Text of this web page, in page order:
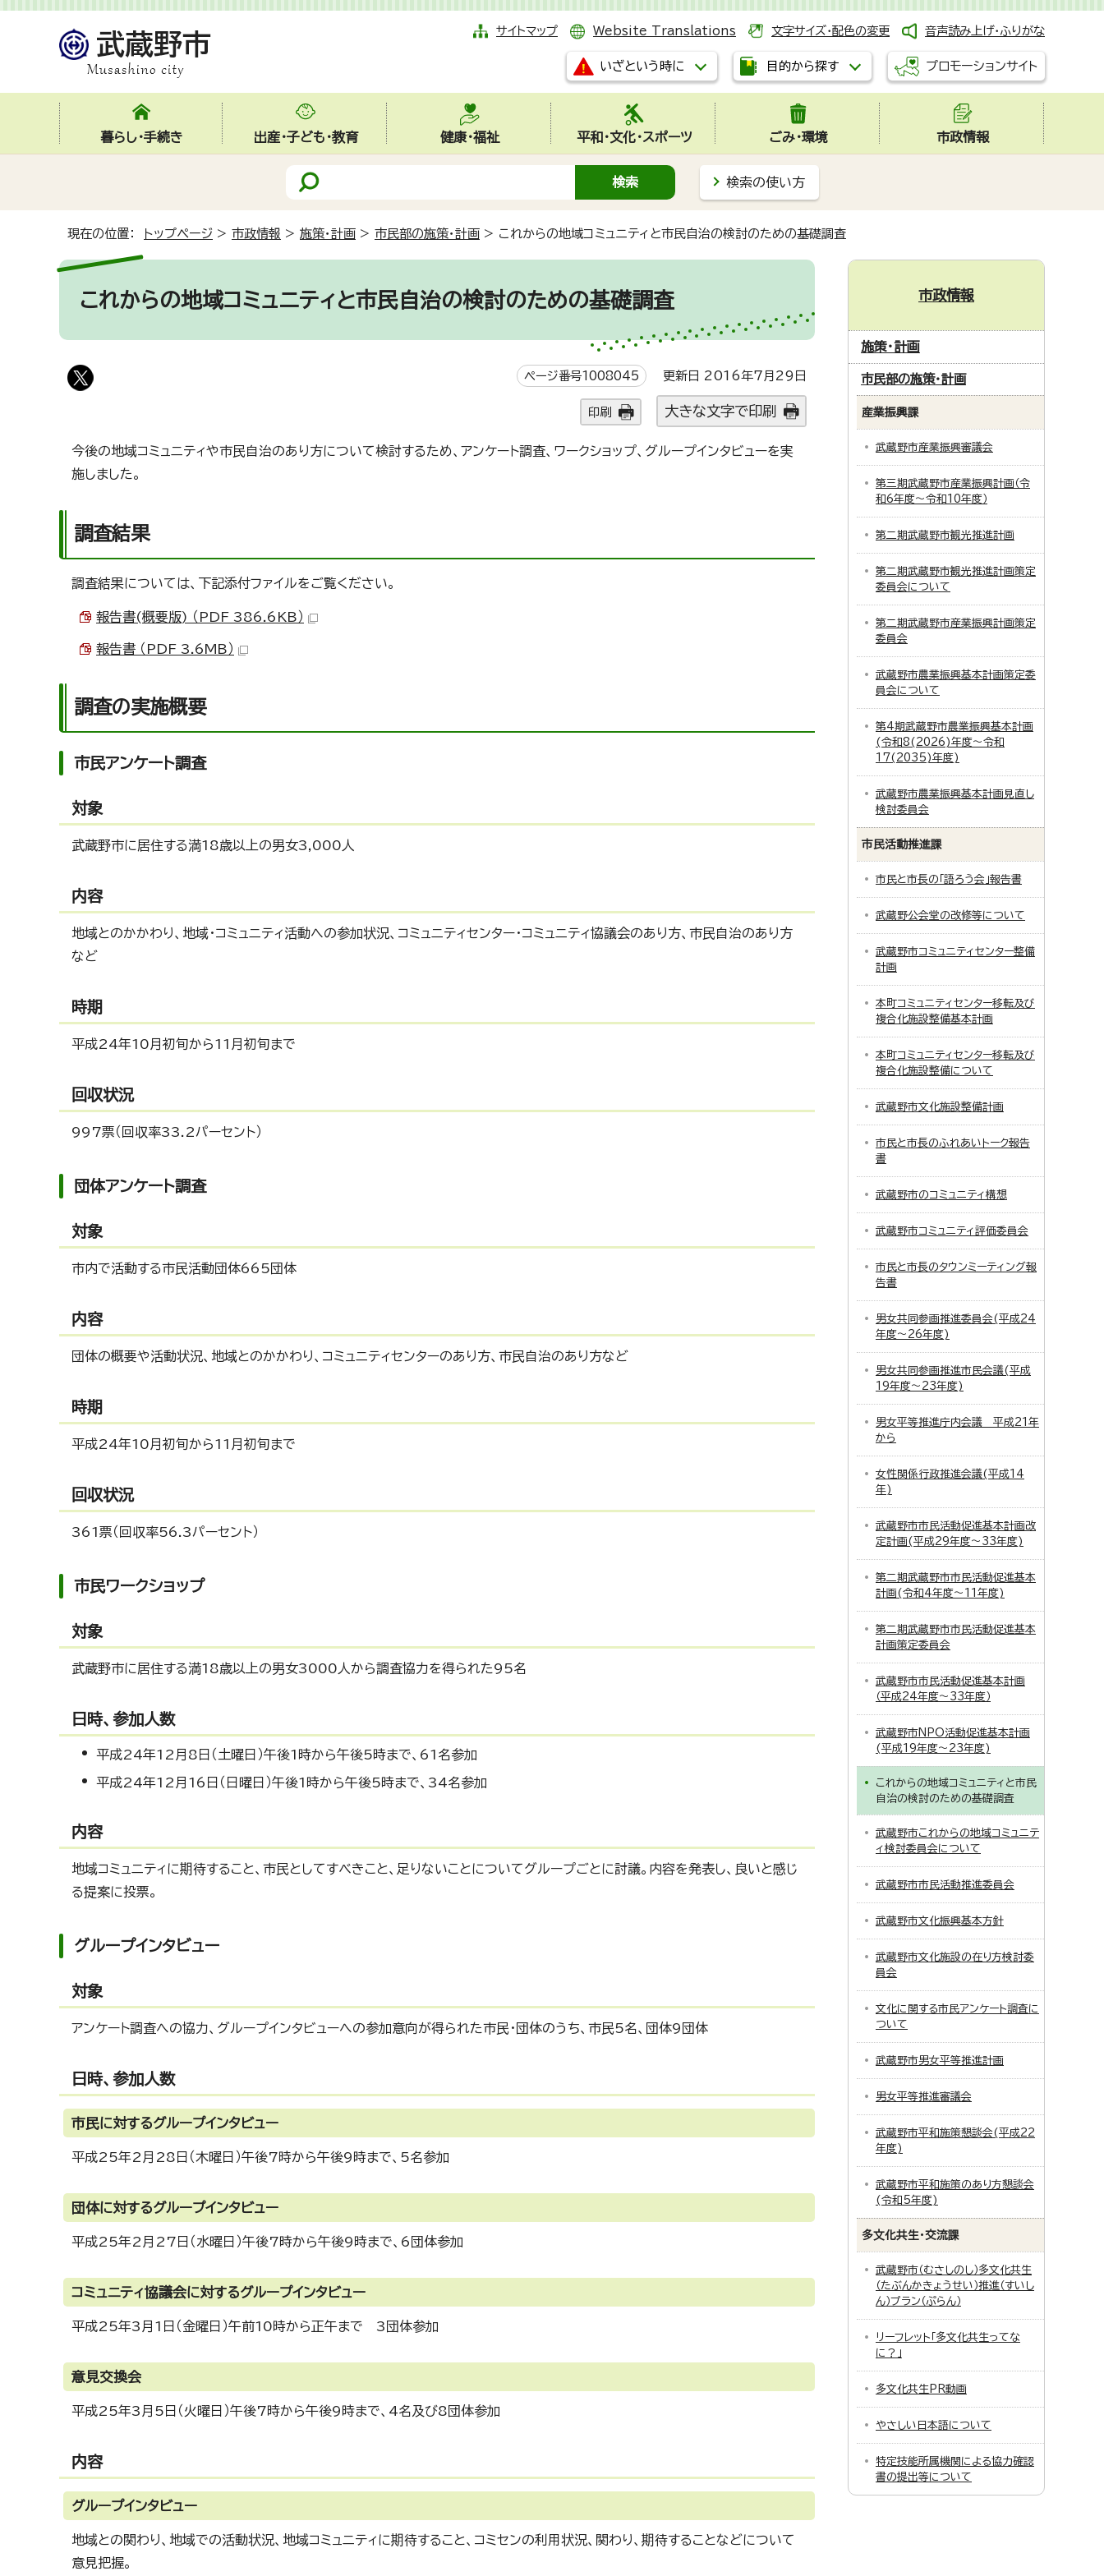
サイトマップ Website Translations 文字サイズ・配色の変更 音声読み上げ・ふりがな
いざという時に 目的から探す プロモーションサイト
暮らし・手続き 出産・子ども・教育 健康・福祉 平和・文化・スポーツ ごみ・環境 市政情報
検索の使い方
現在の位置： トップページ > 市政情報 > 施策・計画 > 市民部の施策・計画 > これからの地域コミュニティと市民自治の検討のための基礎調査
これからの地域コミュニティと市民自治の検討のための基礎調査
ページ番号1008045 更新日 2016年7月29日
印刷 大きな文字で印刷
今後の地域コミュニティや市民自治のあり方について検討するため、アンケート調査、ワークショップ、グループインタビューを実
施しました。
調査結果
調査結果については、下記添付ファイルをご覧ください。
報告書(概要版) （PDF 386.6KB）
報告書 （PDF 3.6MB）
調査の実施概要
市民アンケート調査
対象
武蔵野市に居住する満18歳以上の男女3,000人
内容
地域とのかかわり、地域・コミュニティ活動への参加状況、コミュニティセンター・コミュニティ協議会のあり方、市民自治のあり方
など
時期
平成24年10月初旬から11月初旬まで
回収状況
997票（回収率33.2パーセント）
団体アンケート調査
対象
市内で活動する市民活動団体665団体
内容
団体の概要や活動状況、地域とのかかわり、コミュニティセンターのあり方、市民自治のあり方など
時期
平成24年10月初旬から11月初旬まで
回収状況
361票（回収率56.3パーセント）
市民ワークショップ
対象
武蔵野市に居住する満18歳以上の男女3000人から調査協力を得られた95名
日時、参加人数
平成24年12月8日（土曜日）午後1時から午後5時まで、61名参加
平成24年12月16日（日曜日）午後1時から午後5時まで、34名参加
内容
地域コミュニティに期待すること、市民としてすべきこと、足りないことについてグループごとに討議。内容を発表し、良いと感じ
る提案に投票。
グループインタビュー
対象
アンケート調査への協力、グループインタビューへの参加意向が得られた市民・団体のうち、市民5名、団体9団体
日時、参加人数
市民に対するグループインタビュー
平成25年2月28日（木曜日）午後7時から午後9時まで、5名参加
団体に対するグループインタビュー
平成25年2月27日（水曜日）午後7時から午後9時まで、6団体参加
コミュニティ協議会に対するグループインタビュー
平成25年3月1日（金曜日）午前10時から正午まで 3団体参加
意見交換会
平成25年3月5日（火曜日）午後7時から午後9時まで、4名及び8団体参加
内容
グループインタビュー
地域との関わり、地域での活動状況、地域コミュニティに期待すること、コミセンの利用状況、関わり、期待することなどについて
意見把握。
市政情報
施策・計画
市民部の施策・計画
産業振興課
武蔵野市産業振興審議会
第三期武蔵野市産業振興計画（令
和6年度～令和10年度）
第二期武蔵野市観光推進計画
第二期武蔵野市観光推進計画策定
委員会について
第二期武蔵野市産業振興計画策定
委員会
武蔵野市農業振興基本計画策定委
員会について
第4期武蔵野市農業振興基本計画
(令和8(2026)年度～令和
17(2035)年度)
武蔵野市農業振興基本計画見直し
検討委員会
市民活動推進課
市民と市長の「語ろう会」報告書
武蔵野公会堂の改修等について
武蔵野市コミュニティセンター整備
計画
本町コミュニティセンター移転及び
複合化施設整備基本計画
本町コミュニティセンター移転及び
複合化施設整備について
武蔵野市文化施設整備計画
市民と市長のふれあいトーク報告
書
武蔵野市のコミュニティ構想
武蔵野市コミュニティ評価委員会
市民と市長のタウンミーティング報
告書
男女共同参画推進委員会(平成24
年度～26年度)
男女共同参画推進市民会議(平成
19年度～23年度)
男女平等推進庁内会議 平成21年
から
女性関係行政推進会議(平成14
年)
武蔵野市市民活動促進基本計画改
定計画(平成29年度～33年度)
第二期武蔵野市市民活動促進基本
計画(令和4年度～11年度)
第二期武蔵野市市民活動促進基本
計画策定委員会
武蔵野市市民活動促進基本計画
（平成24年度～33年度）
武蔵野市NPO活動促進基本計画
(平成19年度～23年度)
これからの地域コミュニティと市民
自治の検討のための基礎調査
武蔵野市これからの地域コミュニテ
ィ検討委員会について
武蔵野市市民活動推進委員会
武蔵野市文化振興基本方針
武蔵野市文化施設の在り方検討委
員会
文化に関する市民アンケート調査に
ついて
武蔵野市男女平等推進計画
男女平等推進審議会
武蔵野市平和施策懇談会(平成22
年度)
武蔵野市平和施策のあり方懇談会
(令和5年度)
多文化共生・交流課
武蔵野市（むさしのし）多文化共生
（たぶんかきょうせい）推進（すいし
ん）プラン（ぷらん）
リーフレット「多文化共生ってな
に？」
多文化共生PR動画
やさしい日本語について
特定技能所属機関による協力確認
書の提出等について